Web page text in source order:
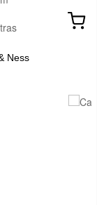
Ness